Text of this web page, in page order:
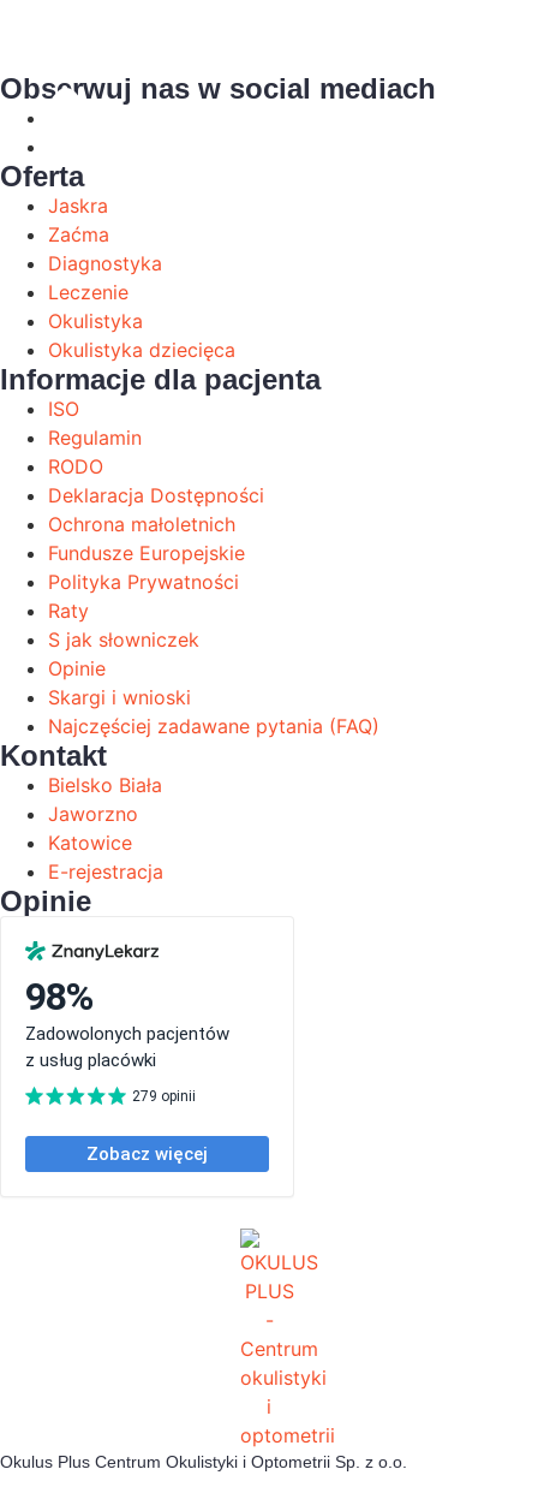
Obserwuj nas w social mediach
Oferta
Jaskra
Zaćma
Diagnostyka
Leczenie
Okulistyka
Okulistyka dziecięca
Informacje dla pacjenta
ISO
Regulamin
RODO
Deklaracja Dostępności
Ochrona małoletnich
Fundusze Europejskie
Polityka Prywatności
Raty
S jak słowniczek
Opinie
Skargi i wnioski
Najczęściej zadawane pytania (FAQ)
Kontakt
Bielsko Biała
Jaworzno
Katowice
E-rejestracja
Opinie
Okulus Plus Centrum Okulistyki i Optometrii Sp. z o.o.